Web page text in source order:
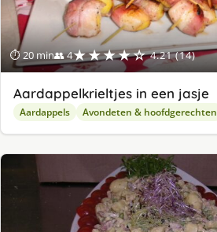
⏱ 20 min👥 4★★★★☆ 4.21 (14)
Aardappelkrieltjes in een jasje
Aardappels Avondeten & hoofdgerechten